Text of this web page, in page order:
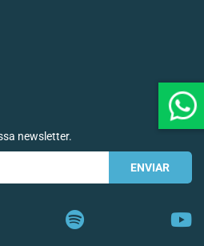
newsletter.
ENVIAR